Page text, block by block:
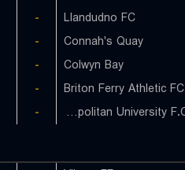
- Llandudno FC
- Connah's Quay
- Colwyn Bay
- Briton Ferry Athletic FC
- Cardiff Metropolitan University F.C.